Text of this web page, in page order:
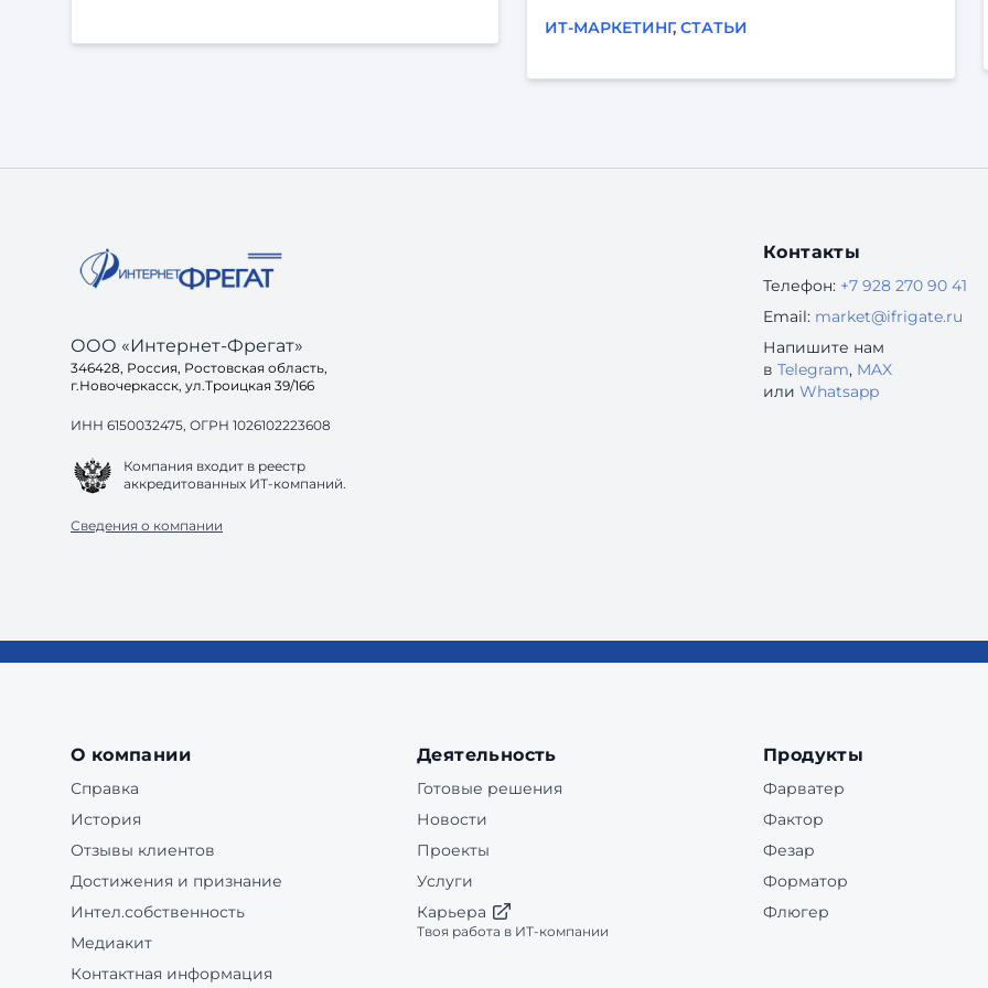
готов ли ваш са
параллельных дел. Он может отвлечься,
Когда продукт строится «от экранов»,
доходят до конца». «Поддержка завалена
ИТ-МАРКЕТИНГ,СТАТЬИ
ООО «Интернет-Фрегат»
346428, Россия, Ростовская область,
г.Новочеркасск, ул.Троицкая 39/166
ИНН 6150032475, ОГРН 1026102223608
Компания входит в реестр
аккредитованных ИТ-компаний.
Сведения о компании
Контакты
Телефон: +7 928 270 90 41
Email: market@ifrigate.ru
Напишите нам
в Telegram, MAX
или Whatsapp
О компании
Справка
История
Отзывы клиентов
Достижения и признание
Интел.собственность
Медиакит
Контактная информация
Деятельность
Готовые решения
Новости
Проекты
Услуги
Карьера
Твоя работа в ИТ-компании
Продукты
Фарватер
Фактор
Фезар
Форматор
Флюгер